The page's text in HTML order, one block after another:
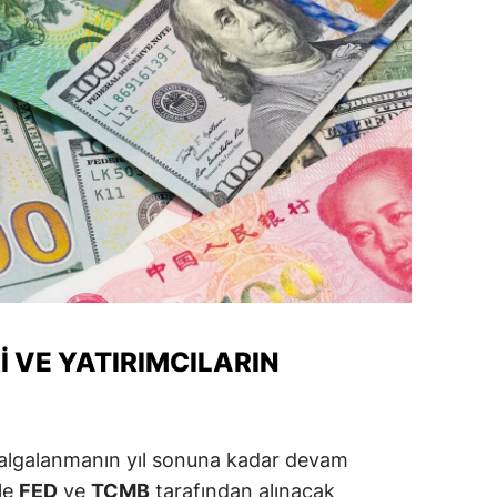
VE YATIRIMCILARIN
yıl sonuna kadar devam
FED ve TCMB tarafından alınacak